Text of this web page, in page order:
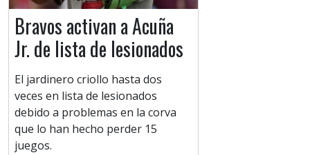
Bravos activan a Acuña
Jr. de lista de lesionados
El jardinero criollo hasta dos
veces en lista de lesionados
debido a problemas en la corva
que lo han hecho perder 15
juegos.